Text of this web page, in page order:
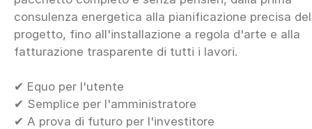
consulenza energetica alla pianificazione precisa del
progetto, fino all'installazione a regola d'arte e alla
fatturazione trasparente di tutti i lavori.
✔ Equo per l'utente
✔ Semplice per l'amministratore
✔ A prova di futuro per l'investitore